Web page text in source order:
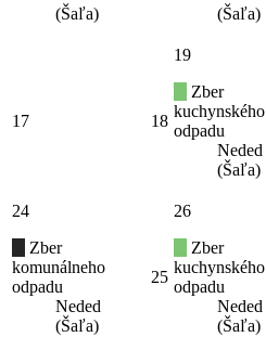
(Šaľa)
(Šaľa)
17 18
19
Zber
kuchynského
odpadu
Neded
(Šaľa)
24
Zber
komunálneho
odpadu
Neded
(Šaľa)
25
26
Zber
kuchynského
odpadu
Neded
(Šaľa)